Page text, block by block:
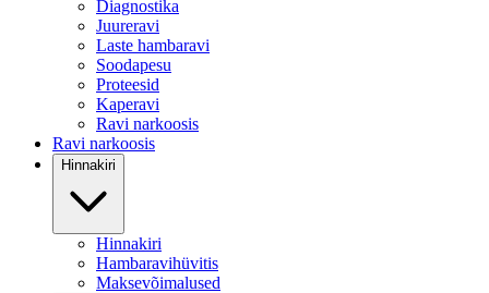
Diagnostika
Juureravi
Laste hambaravi
Soodapesu
Proteesid
Kaperavi
Ravi narkoosis
Ravi narkoosis
Hinnakiri
Hinnakiri
Hambaravihüvitis
Maksevõimalused